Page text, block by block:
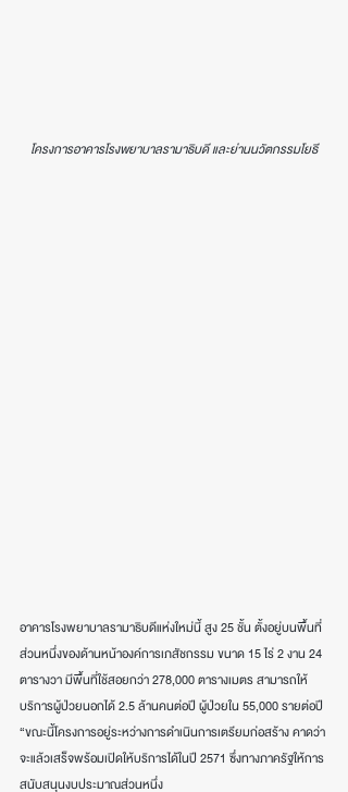
โครงการอาคารโรงพยาบาลรามาธิบดี และย่านนวัตกรรมโยธี
อาคารโรงพยาบาลรามาธิบดีแห่งใหม่นี้ สูง 25 ชั้น ตั้งอยู่บนพื้นที่
ส่วนหนึ่งของด้านหน้าองค์การเภสัชกรรม ขนาด 15 ไร่ 2 งาน 24
ตารางวา มีพื้นที่ใช้สอยกว่า 278,000 ตารางเมตร สามารถให้
บริการผู้ป่วยนอกได้ 2.5 ล้านคนต่อปี ผู้ป่วยใน 55,000 รายต่อปี
“ขณะนี้โครงการอยู่ระหว่างการดำเนินการเตรียมก่อสร้าง คาดว่า
จะแล้วเสร็จพร้อมเปิดให้บริการได้ในปี 2571 ซึ่งทางภาครัฐให้การ
สนับสนุนงบประมาณส่วนหนึ่ง